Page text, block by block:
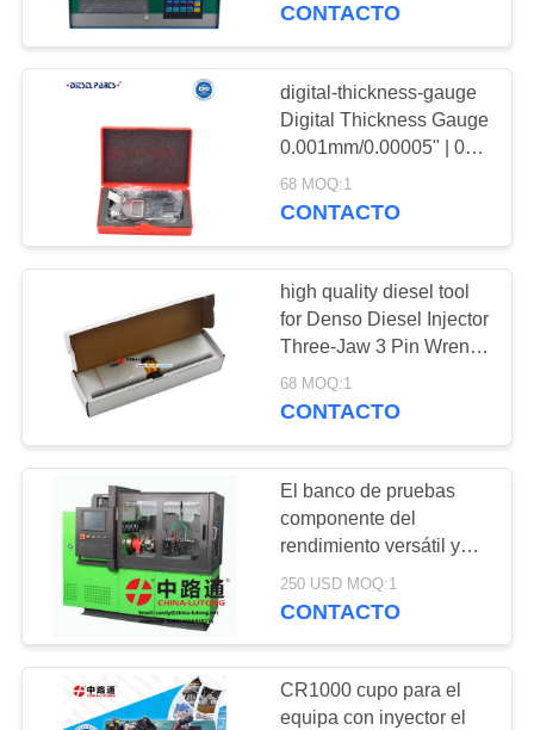
VIAJE
FÁBRICA
CONTROL
DE
CALIDAD
ÉNTRENOS
EN
CONTACTO
CON
NOTICIAS
PIDA
inyector común del
carril
154
BOCA COMÚN DEL
CARRIL
323
VÁLVULA COMÚN
DEL CARRIL
188
CONTACTO
digital-thickness-gauge
Digital Thickness Gauge
0.001mm/0.00005" | 0-
12.7mm/0.5" Electronic
Micrometer Thickness
Case
68 MOQ:1
CONTACTO
high quality diesel tool
for Denso Diesel Injector
Three-Jaw 3 Pin Wrench
Dismantling Tool Kit
manual tool
68 MOQ:1
CONTACTO
El banco de pruebas
componente del
rendimiento versátil y
alto con el equipo para
el banco de pruebas de
250 USD MOQ:1
CONTACTO
CR1000 cupo para el
equipa con inyector el